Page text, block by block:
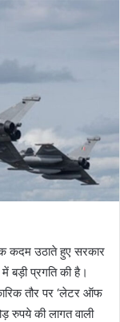
कदम उठाते हुए सरकार
बड़ी प्रगति की है।
तौर पर ‘लेटर ऑफ
रुपये की लागत वाली